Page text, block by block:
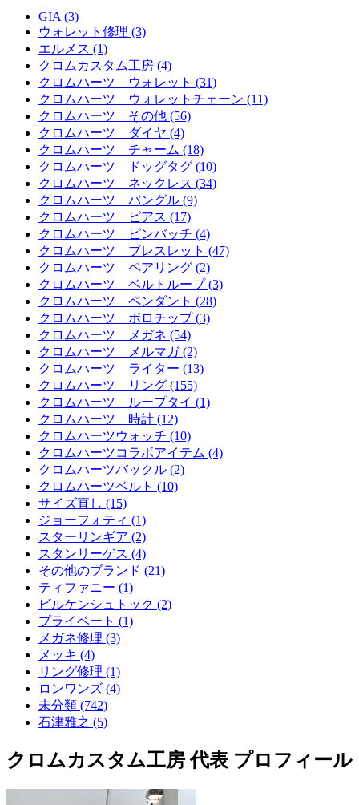
GIA (3)
ウォレット修理 (3)
エルメス (1)
クロムカスタム工房 (4)
クロムハーツ ウォレット (31)
クロムハーツ ウォレットチェーン (11)
クロムハーツ その他 (56)
クロムハーツ ダイヤ (4)
クロムハーツ チャーム (18)
クロムハーツ ドッグタグ (10)
クロムハーツ ネックレス (34)
クロムハーツ バングル (9)
クロムハーツ ピアス (17)
クロムハーツ ピンバッチ (4)
クロムハーツ ブレスレット (47)
クロムハーツ ペアリング (2)
クロムハーツ ベルトループ (3)
クロムハーツ ペンダント (28)
クロムハーツ ボロチップ (3)
クロムハーツ メガネ (54)
クロムハーツ メルマガ (2)
クロムハーツ ライター (13)
クロムハーツ リング (155)
クロムハーツ ループタイ (1)
クロムハーツ 時計 (12)
クロムハーツウォッチ (10)
クロムハーツコラボアイテム (4)
クロムハーツバックル (2)
クロムハーツベルト (10)
サイズ直し (15)
ジョーフォティ (1)
スターリンギア (2)
スタンリーゲス (4)
その他のブランド (21)
ティファニー (1)
ビルケンシュトック (2)
プライベート (1)
メガネ修理 (3)
メッキ (4)
リング修理 (1)
ロンワンズ (4)
未分類 (742)
石津雅之 (5)
クロムカスタム工房 代表 プロフィール